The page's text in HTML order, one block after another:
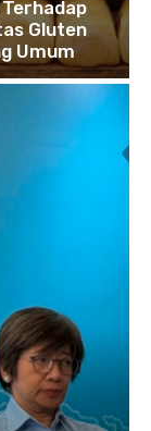
Gluten
Umum